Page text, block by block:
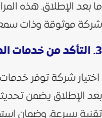
ما بعد الإطلاق. هذه
شركة موثوقة وذات
3. التأكد من خدمات الدعم والصيانة
اختيار شركة توفر
بعد الإطلاق يضمن
تقنية بسرعة، وضمان